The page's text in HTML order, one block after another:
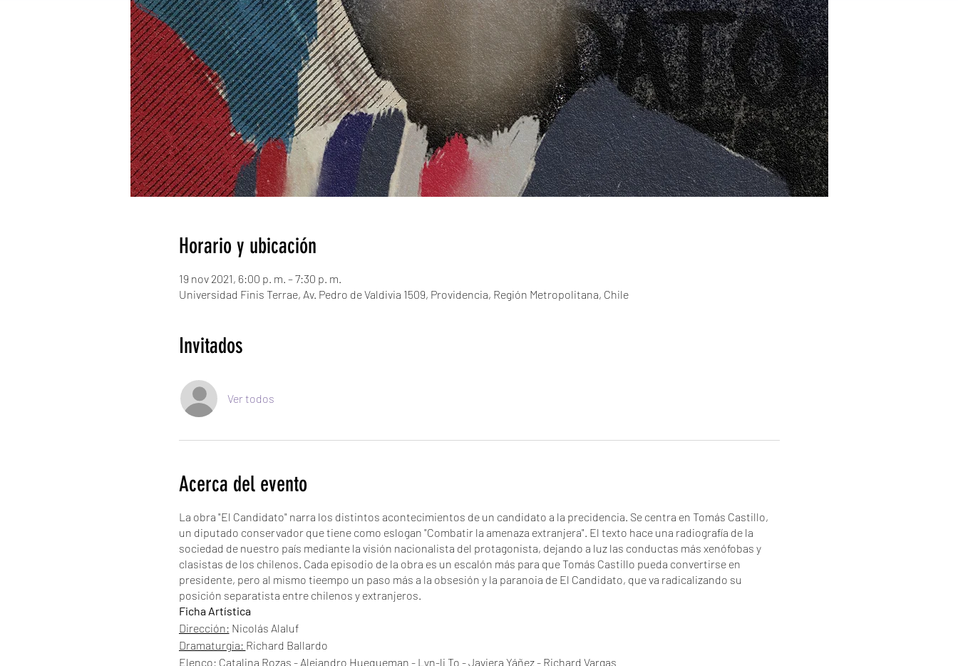
Horario y ubicación
19 nov 2021, 6:00 p. m. – 7:30 p. m.
Universidad Finis Terrae, Av. Pedro de Valdivia 1509, Providencia, Región Metropolitana, Chile
Invitados
Ver todos
Acerca del evento
La obra "El Candidato" narra los distintos acontecimientos de un candidato a la precidencia. Se centra en Tomás Castillo,
un diputado conservador que tiene como eslogan "Combatir la amenaza extranjera". El texto hace una radiografía de la
sociedad de nuestro país mediante la visión nacionalista del protagonista, dejando a luz las conductas más xenófobas y
clasistas de los chilenos. Cada episodio de la obra es un escalón más para que Tomás Castillo pueda convertirse en
presidente, pero al mismo tieempo un paso más a la obsesión y la paranoia de El Candidato, que va radicalizando su
posición separatista entre chilenos y extranjeros.
Ficha Artística
Dirección: Nicolás Alaluf
Dramaturgia: Richard Ballardo
Elenco: Catalina Rozas - Alejandro Huequeman - Lyn-li To - Javiera Yáñez - Richard Vargas